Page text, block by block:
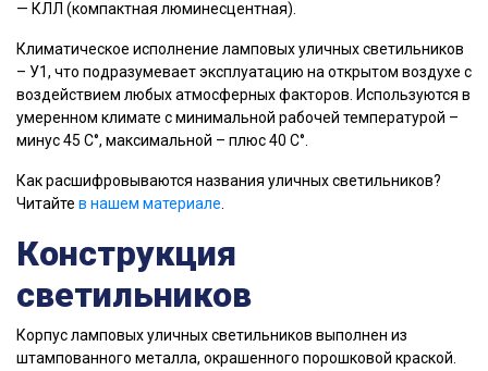
— КЛЛ (компактная люминесцентная).
Климатическое исполнение ламповых уличных светильников
– У1, что подразумевает эксплуатацию на открытом воздухе с
воздействием любых атмосферных факторов. Используются в
умеренном климате с минимальной рабочей температурой –
минус 45 С°, максимальной – плюс 40 С°.
Как расшифровываются названия уличных светильников?
Читайте в нашем материале
Конструкция
светильников
Корпус ламповых уличных светильников выполнен из
штампованного металла, окрашенного порошковой краской.